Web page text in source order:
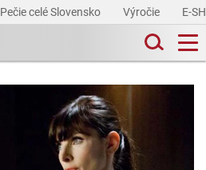
Pečie celé Slovensko Výročie E-